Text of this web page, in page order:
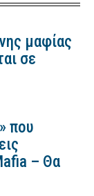
μαφίας
σε
που
– Θα